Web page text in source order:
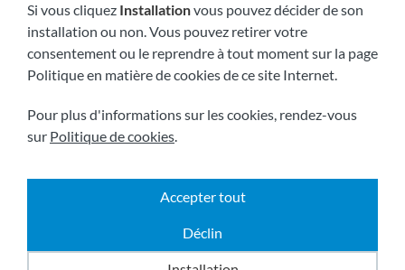
Visitez-nous bientôt à:
2026 © Tous droits réservés.|Envoi
Politique de cookies
Powered by Comertis
Si vous cliquez Installationvous pouvez décider de son
installation ou non. Vous pouvez retirer votre
consentement ou le reprendre à tout moment sur la page
Politique en matière de cookies de ce site Internet.
Pour plus d'informations sur les cookies, rendez-vous
sur Politique de cookies.
Accepter tout
Déclin